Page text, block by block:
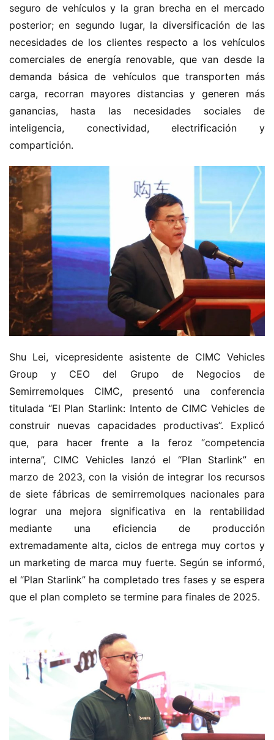
H
o
m
a
seguro de vehículos y la gran brecha en el mercado
posterior; en segundo lugar, la diversificación de las
necesidades de los clientes respecto a los vehículos
comerciales de energía renovable, que van desde la
demanda básica de vehículos que transporten más
carga, recorran mayores distancias y generen más
ganancias, hasta las necesidades sociales de
inteligencia, conectividad, electrificación y
compartición.
Shu Lei, vicepresidente asistente de CIMC Vehicles
Group y CEO del Grupo de Negocios de
Semirremolques CIMC, presentó una conferencia
titulada “El Plan Starlink: Intento de CIMC Vehicles de
construir nuevas capacidades productivas”. Explicó
que, para hacer frente a la feroz “competencia
interna”, CIMC Vehicles lanzó el “Plan Starlink” en
marzo de 2023, con la visión de integrar los recursos
de siete fábricas de semirremolques nacionales para
lograr una mejora significativa en la rentabilidad
mediante una eficiencia de producción
extremadamente alta, ciclos de entrega muy cortos y
un marketing de marca muy fuerte. Según se informó,
el “Plan Starlink” ha completado tres fases y se espera
que el plan completo se termine para finales de 2025.